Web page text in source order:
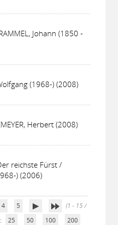
Johann (1850 -
(1968-) (2008)
Herbert (2008)
reichste Fürst /
) (2006)
4 5
(1 - 15 /
25 50 100 200